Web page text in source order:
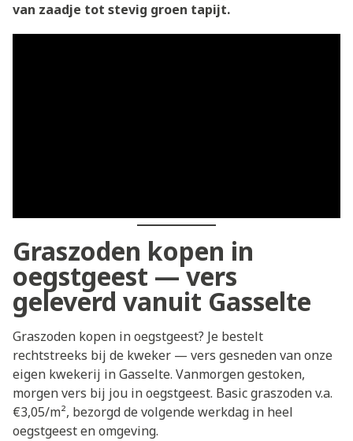
van zaadje tot stevig groen tapijt.
Graszoden kopen in
oegstgeest — vers
geleverd vanuit Gasselte
Graszoden kopen in oegstgeest? Je bestelt
rechtstreeks bij de kweker — vers gesneden van onze
eigen kwekerij in Gasselte. Vanmorgen gestoken,
morgen vers bij jou in oegstgeest. Basic graszoden v.a.
€3,05/m², bezorgd de volgende werkdag in heel
oegstgeest en omgeving.